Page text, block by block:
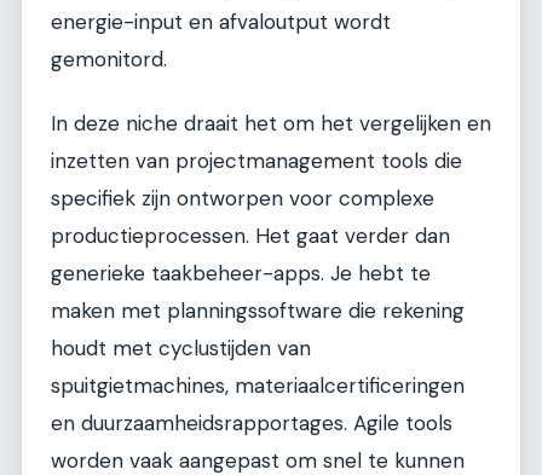
energie-input en afvaloutput wordt
gemonitord.
In deze niche draait het om het vergelijken en
inzetten van projectmanagement tools die
specifiek zijn ontworpen voor complexe
productieprocessen. Het gaat verder dan
generieke taakbeheer-apps. Je hebt te
maken met planningssoftware die rekening
houdt met cyclustijden van
spuitgietmachines, materiaalcertificeringen
en duurzaamheidsrapportages. Agile tools
worden vaak aangepast om snel te kunnen